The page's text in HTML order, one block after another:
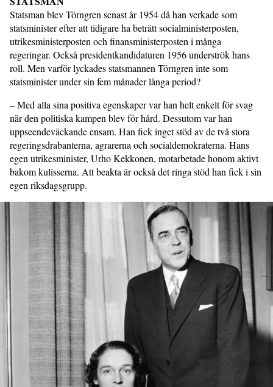
Statsman blev Törngren senast år 1954 då han verkade som
statsminister efter att tidigare ha beträtt socialministerposten,
utrikesministerposten och finansministerposten i många
regeringar. Också presidentkandidaturen 1956 underströk hans
roll. Men varför lyckades statsmannen Törngren inte som
statsminister under sin fem månader långa period?
– Med alla sina positiva egenskaper var han helt enkelt för svag
när den politiska kampen blev för hård. Dessutom var han
uppseendeväckande ensam. Han fick inget stöd av de två stora
regeringsdrabanterna, agrarerna och socialdemokraterna. Hans
egen utrikesminister, Urho Kekkonen, motarbetade honom aktivt
bakom kulisserna. Att beakta är också det ringa stöd han fick i sin
egen riksdagsgrupp.